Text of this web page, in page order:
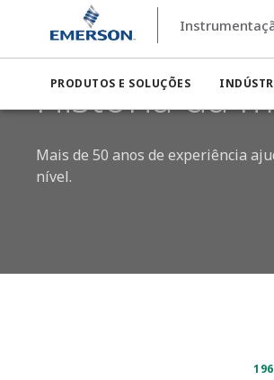
PRODUTOS E SOLUÇÕES
Instrumentação de medição
História da
Mais de 50 anos de experiência
nível.​